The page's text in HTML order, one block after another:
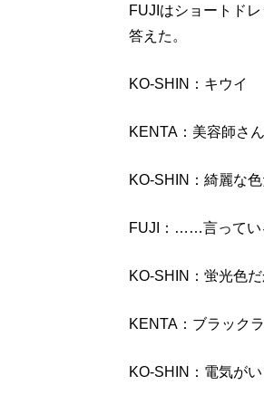
FUJIはショートド
答えた。
KO-SHIN：キウイ
KENTA：美容師さ
KO-SHIN：綺麗な
FUJI：……言ってい
KO-SHIN：蛍光色
KENTA：ブラック
KO-SHIN：電気が